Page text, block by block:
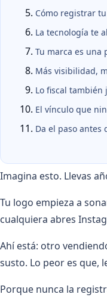
Cómo registrar
La tecnología te
Tu marca es una
Más visibilidad,
Lo fiscal
El vínculo que
Da el paso antes
Imagina esto. Llevas
Tu logo empieza a
cualquiera abres
Ahí está: otro
susto. Lo peor es que,
Porque nunca la